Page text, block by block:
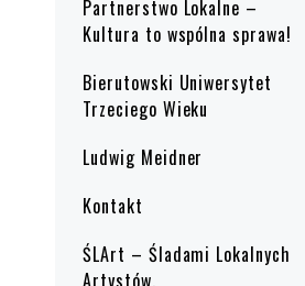
Partnerstwo Lokalne –
Kultura to wspólna sprawa!
Bierutowski Uniwersytet
Trzeciego Wieku
Ludwig Meidner
Kontakt
ŚLArt – Śladami Lokalnych
Artystów.